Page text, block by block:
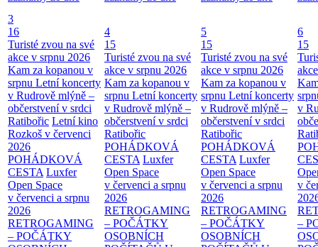
3
16
Turisté zvou na své
akce v srpnu 2026
Kam za kopanou v
srpnu Letní koncerty
v Rudrově mlýně –
občerstvení v srdci
Ratibořic Letní kino
Rozkoš v červenci
2026
POHÁDKOVÁ
CESTA Luxfer
Open Space
v červenci a srpnu
2026
RETROGAMING
– POČÁTKY
4
15
Turisté zvou na své
akce v srpnu 2026
Kam za kopanou v
srpnu Letní koncerty
v Rudrově mlýně –
občerstvení v srdci
Ratibořic
POHÁDKOVÁ
CESTA Luxfer
Open Space
v červenci a srpnu
2026
RETROGAMING
– POČÁTKY
OSOBNÍCH
5
15
Turisté zvou na své
akce v srpnu 2026
Kam za kopanou v
srpnu Letní koncerty
v Rudrově mlýně –
občerstvení v srdci
Ratibořic
POHÁDKOVÁ
CESTA Luxfer
Open Space
v červenci a srpnu
2026
RETROGAMING
– POČÁTKY
OSOBNÍCH
6
15
v
v
–